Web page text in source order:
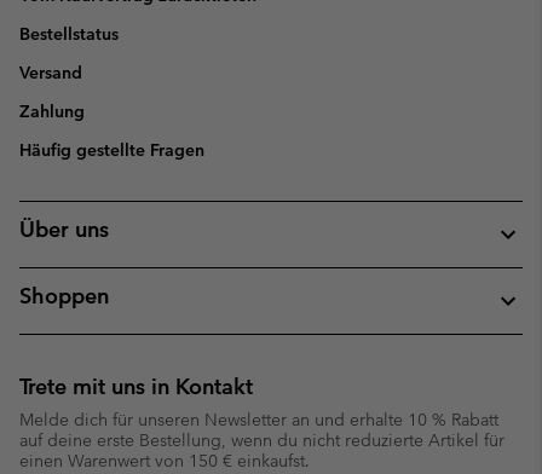
Bestellstatus
Versand
Zahlung
Häufig gestellte Fragen
Über uns
Shoppen
Trete mit uns in Kontakt
Melde dich für unseren Newsletter an und erhalte 10 % Rabatt
auf deine erste Bestellung, wenn du nicht reduzierte Artikel für
einen Warenwert von 150 € einkaufst.